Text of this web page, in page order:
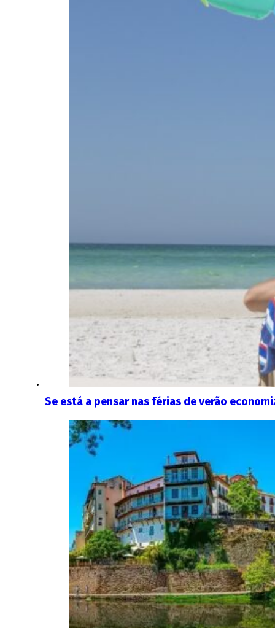
Se está a pensar nas férias de verão